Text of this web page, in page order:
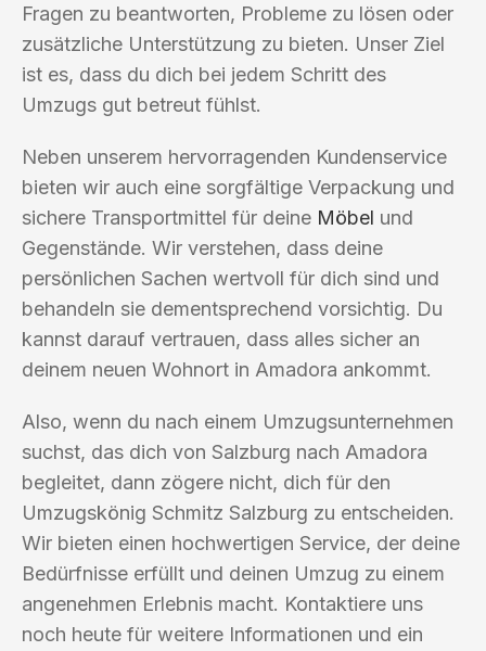
Fragen zu beantworten, Probleme zu lösen oder
zusätzliche Unterstützung zu bieten. Unser Ziel
ist es, dass du dich bei jedem Schritt des
Umzugs gut betreut fühlst.
Neben unserem hervorragenden Kundenservice
bieten wir auch eine sorgfältige Verpackung und
sichere Transportmittel für deine Möbel und
Gegenstände. Wir verstehen, dass deine
persönlichen Sachen wertvoll für dich sind und
behandeln sie dementsprechend vorsichtig. Du
kannst darauf vertrauen, dass alles sicher an
deinem neuen Wohnort in Amadora ankommt.
Also, wenn du nach einem Umzugsunternehmen
suchst, das dich von Salzburg nach Amadora
begleitet, dann zögere nicht, dich für den
Umzugskönig Schmitz Salzburg zu entscheiden.
Wir bieten einen hochwertigen Service, der deine
Bedürfnisse erfüllt und deinen Umzug zu einem
angenehmen Erlebnis macht. Kontaktiere uns
noch heute für weitere Informationen und ein